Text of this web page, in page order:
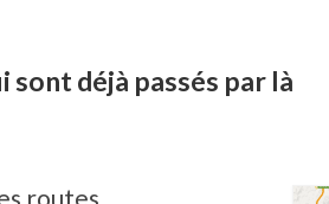
sont déjà passés par là
routes